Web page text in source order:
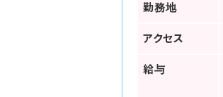
勤務地
アクセス
給与